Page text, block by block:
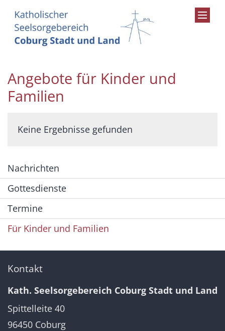
Angebote für Kinder und
Familien
Keine Ergebnisse gefunden
Nachrichten
Gottesdienste
Termine
Für Kinder und Familien
Kontakt
Kath. Seelsorgebereich Coburg Stadt und Land
Spittelleite 40
96450 Coburg